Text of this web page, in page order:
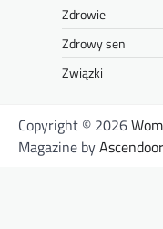
Zdrowie
Zdrowy sen
Związki
Copyright © 2026
Magazine byAscendoor